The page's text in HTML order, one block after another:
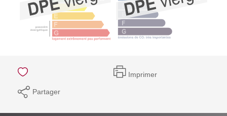
Imprimer
Partager